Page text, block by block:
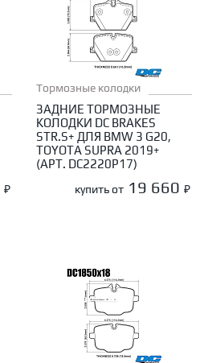
₽
Тормозные колодки
ЗАДНИЕ ТОРМОЗНЫЕ
КОЛОДКИ DC BRAKES
STR.S+ ДЛЯ BMW 3 G20,
TOYOTA SUPRA 2019+
(АРТ. DC2220P17)
купить от 19 660 ₽